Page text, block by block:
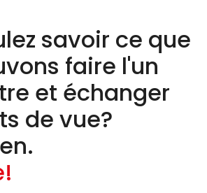
savoir ce que
faire l'un
et échanger
de vue?